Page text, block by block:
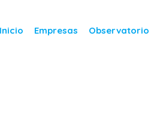
Inicio Empresas Observatorio